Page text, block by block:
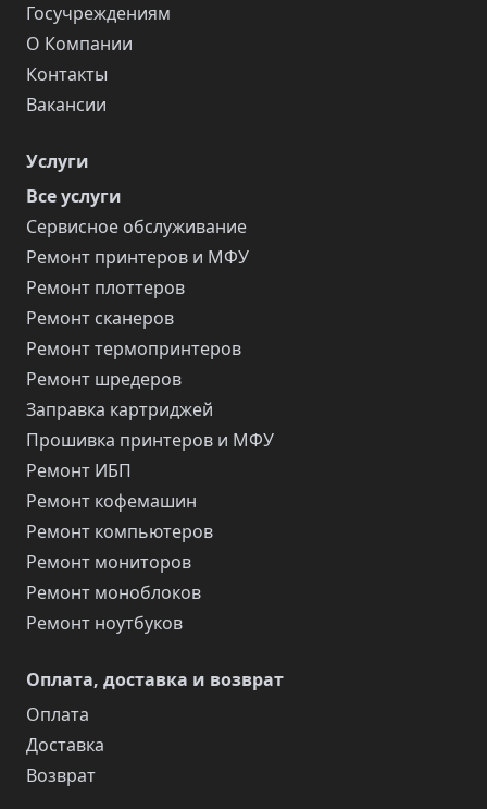
Госучреждениям
О Компании
Контакты
Вакансии
Услуги
Все услуги
Сервисное обслуживание
Ремонт принтеров и МФУ
Ремонт плоттеров
Ремонт сканеров
Ремонт термопринтеров
Ремонт шредеров
Заправка картриджей
Прошивка принтеров и МФУ
Ремонт ИБП
Ремонт кофемашин
Ремонт компьютеров
Ремонт мониторов
Ремонт моноблоков
Ремонт ноутбуков
Оплата, доставка и возврат
Оплата
Доставка
Возврат